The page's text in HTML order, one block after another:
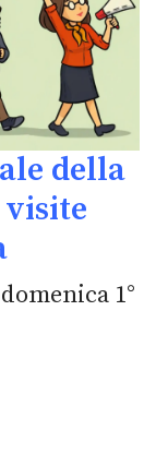
della
visite
1°